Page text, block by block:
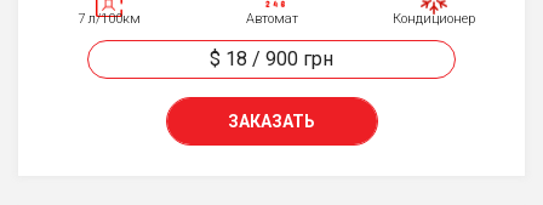
7 л/100км Автомат Кондиционер
$ 18 / 900 грн
ЗАКАЗАТЬ